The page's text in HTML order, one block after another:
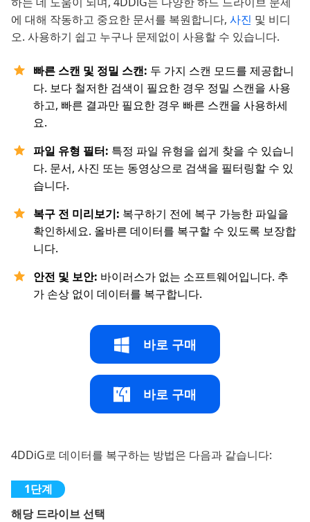
에 대해 작동하고 중요한 문서를 복원합니다, 사진 및 비디
오. 사용하기 쉽고 누구나 문제없이 사용할 수 있습니다.
빠른 스캔 및 정밀 스캔: 두 가지 스캔 모드를 제공합니
다. 보다 철저한 검색이 필요한 경우 정밀 스캔을 사용
하고, 빠른 결과만 필요한 경우 빠른 스캔을 사용하세
요.
파일 유형 필터: 특정 파일 유형을 쉽게 찾을 수 있습니
다. 문서, 사진 또는 동영상으로 검색을 필터링할 수 있
습니다.
복구 전 미리보기: 복구하기 전에 복구 가능한 파일을
확인하세요. 올바른 데이터를 복구할 수 있도록 보장합
니다.
안전 및 보안: 바이러스가 없는 소프트웨어입니다. 추
가 손상 없이 데이터를 복구합니다.
바로 구매
바로 구매
4DDiG로 데이터를 복구하는 방법은 다음과 같습니다:
해당 드라이브 선택